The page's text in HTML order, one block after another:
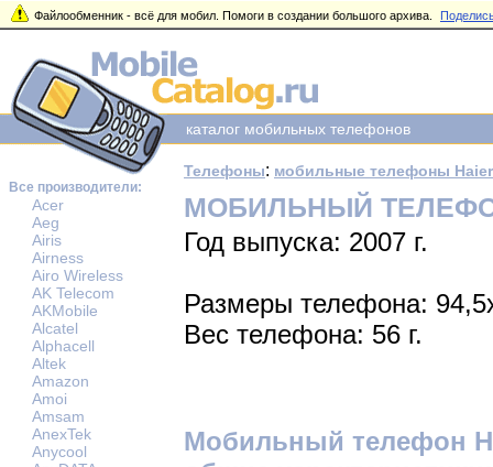
Файлообменник - всё для мобил. Помоги в создании большого архива.
Все производители:
Acer
Aeg
Airis
Airness
Airo Wireless
AK Telecom
AKMobile
Alcatel
Alphacell
Altek
Amazon
Amoi
Amsam
AnexTek
Anycool
каталог мобильных телефонов
Телефоны: мобильные телефоны Haier
МОБИЛЬНЫЙ
Год выпуска: 2007 г.
Размеры телефона:
Вес телефона: 56 г.
Мобильный телефон